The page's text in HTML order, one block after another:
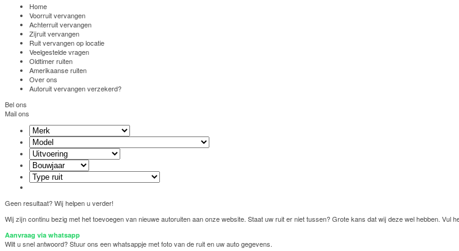
Home
Voorruit vervangen
Achterruit vervangen
Zijruit vervangen
Ruit vervangen op locatie
Veelgestelde vragen
Oldtimer ruiten
Amerikaanse ruiten
Over ons
Autoruit vervangen verzekerd?
Bel ons
Mail ons
Geen resultaat? Wij helpen u verder!
Wij zijn continu bezig met het toevoegen van nieuwe autoruiten aan onze website. Staat uw ruit er niet tussen? Grote kans dat wij deze wel hebben. Vul
Aanvraag via whatsapp
Wilt u snel antwoord? Stuur ons een whatsappje met foto van de ruit en uw auto gegevens.